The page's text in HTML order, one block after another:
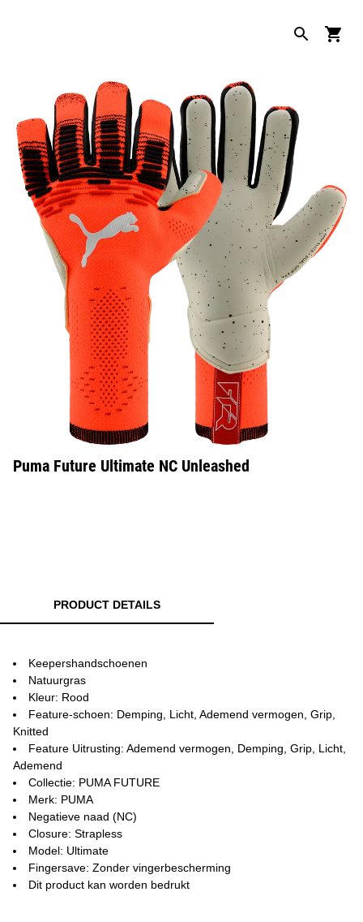
Puma Future Ultimate NC Unleashed
PRODUCT DETAILS
Keepershandschoenen
Natuurgras
Kleur: Rood
Feature-schoen: Demping, Licht, Ademend vermogen, Grip,
Knitted
Feature Uitrusting: Ademend vermogen, Demping, Grip, Licht,
Ademend
Collectie: PUMA FUTURE
Merk: PUMA
Negatieve naad (NC)
Closure: Strapless
Model: Ultimate
Fingersave: Zonder vingerbescherming
Dit product kan worden bedrukt